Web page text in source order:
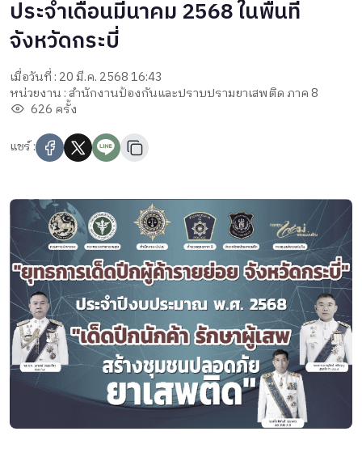
ประจำเดือนมีนาคม 2568 ในพื้นที่
จังหวัดกระบี่
เมื่อวันที่ : 20 มี.ค. 2568 16:43
หน่วยงาน : สำนักงานป้องกันและปราบปรามยาเสพติด ภาค 8
626 ครั้ง
แชร์ :